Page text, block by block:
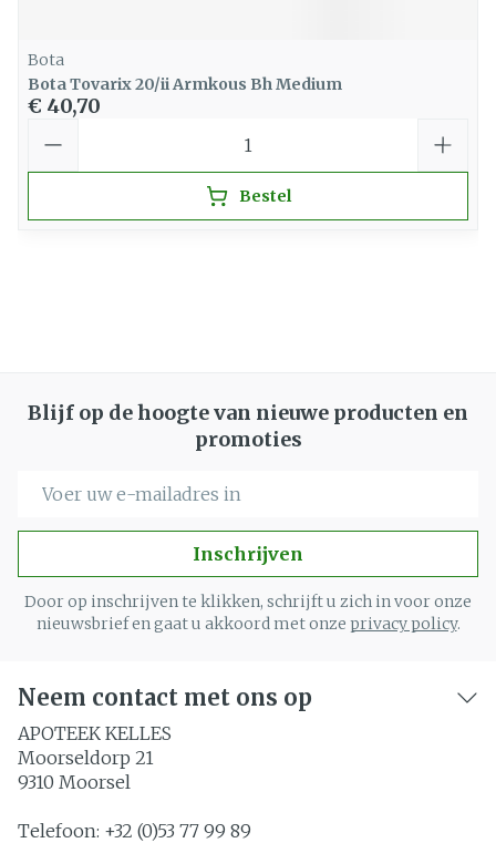
Bota
Bota Tovarix 20/ii Armkous Bh Medium
€ 40,70
Bestel
Blijf op de hoogte van nieuwe producten en
promoties
Inschrijven
Door op inschrijven te klikken, schrijft u zich in voor onze
nieuwsbrief en gaat u akkoord met onze privacy policy.
Neem contact met ons op
APOTEEK KELLES
Moorseldorp 21
9310 Moorsel
Telefoon: +32 (0)53 77 99 89